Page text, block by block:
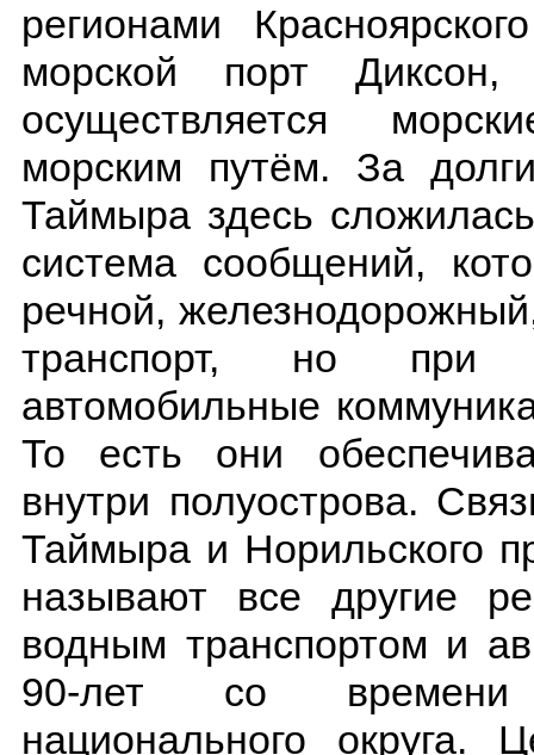
регионами
морской порт
осуществляется
морским путём. За
Таймыра здесь
система сообщений,
речной,
транспорт, но при
автомобильные
То есть они
внутри полуострова.
Таймыра и Норильского
называют все другие
водным транспортом и
90-лет со времени
национального округа.